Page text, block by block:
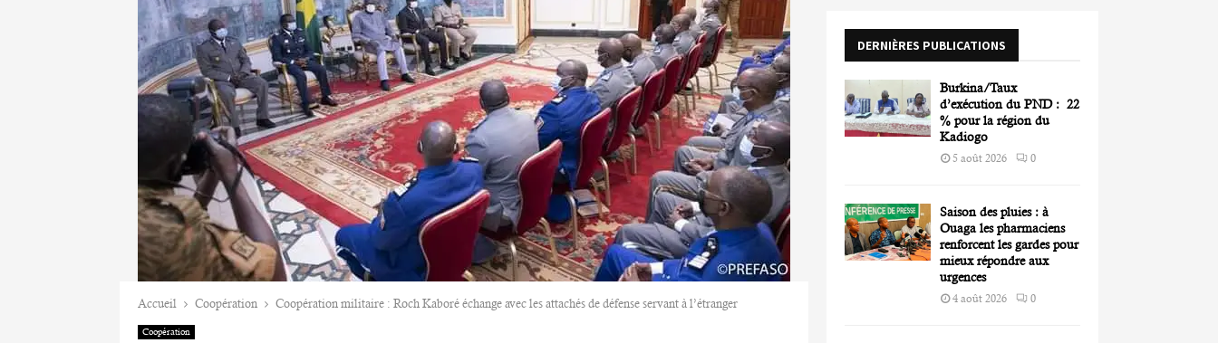
Accueil Coopération Coopération militaire : Roch Kaboré échange avec les attachés de défense servant à l’étranger
Coopération
r
H
DERNIÈRES PUBLICATIONS
Burkina/Taux
d’exécution du PND : 22
% pour la région du
Kadiogo
5 août 2026 0
Saison des pluies : à
Ouaga les pharmaciens
renforcent les gardes pour
mieux répondre aux
urgences
4 août 2026 0